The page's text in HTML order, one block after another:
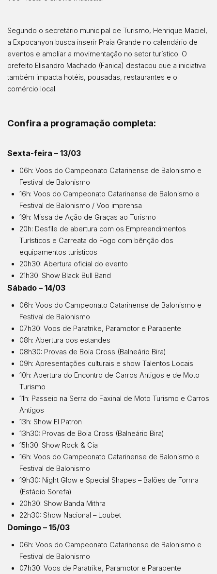
Segundo o secretário municipal de Turismo, Henrique Maciel,
a Expocanyon busca inserir Praia Grande no calendário de
eventos e ampliar a movimentação no setor turístico. O
prefeito Elisandro Machado (Fanica) destacou que a iniciativa
também impacta hotéis, pousadas, restaurantes e o
comércio local.
Confira a programação completa:
Sexta-feira – 13/03
06h: Voos do Campeonato Catarinense de Balonismo e
Festival de Balonismo
16h: Voos do Campeonato Catarinense de Balonismo e
Festival de Balonismo / Voo imprensa
19h: Missa de Ação de Graças ao Turismo
20h: Desfile de abertura com os Empreendimentos
Turísticos e Carreata do Fogo com bênção dos
equipamentos turísticos
20h30: Abertura oficial do evento
21h30: Show Black Bull Band
Sábado – 14/03
06h: Voos do Campeonato Catarinense de Balonismo e
Festival de Balonismo
07h30: Voos de Paratrike, Paramotor e Parapente
08h: Abertura dos estandes
08h30: Provas de Boia Cross (Balneário Bira)
09h: Apresentações culturais e show Talentos Locais
10h: Abertura do Encontro de Carros Antigos e de Moto
Turismo
11h: Passeio na Serra do Faxinal de Moto Turismo e Carros
Antigos
13h: Show El Patron
13h30: Provas de Boia Cross (Balneário Bira)
15h30: Show Rock & Cia
16h: Voos do Campeonato Catarinense de Balonismo e
Festival de Balonismo
19h30: Night Glow e Special Shapes – Balões de Forma
(Estádio Sorefa)
20h30: Show Banda Mithra
22h30: Show Nacional – Loubet
Domingo – 15/03
06h: Voos do Campeonato Catarinense de Balonismo e
Festival de Balonismo
07h30: Voos de Paratrike, Paramotor e Parapente